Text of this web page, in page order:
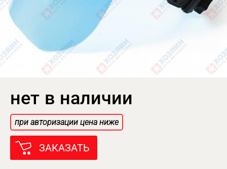
нет в наличии
при авторизации цена ниже
ЗАКАЗАТЬ